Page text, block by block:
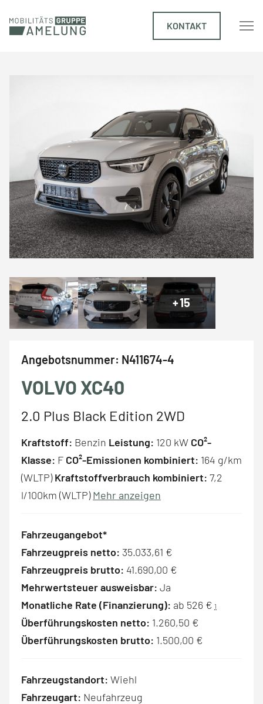
KONTAKT
+15
Angebotsnummer: N411674-4
VOLVO XC40
2.0 Plus Black Edition 2WD
Kraftstoff: Benzin Leistung: 120 kW CO²-
Klasse: F CO²-Emissionen kombiniert: 164 g/km
(WLTP)Kraftstoffverbrauch kombiniert: 7,2
l/100km (WLTP) Mehr anzeigen
Fahrzeugangebot*
Fahrzeugpreis netto: 35.033,61 €
Fahrzeugpreis brutto: 41.690,00 €
Mehrwertsteuer ausweisbar: Ja
Monatliche Rate (Finanzierung): ab 526 € 1
Überführungskosten netto: 1.260,50 €
Überführungskosten brutto: 1.500,00 €
Fahrzeugstandort: Wiehl
Fahrzeugart: Neufahrzeug